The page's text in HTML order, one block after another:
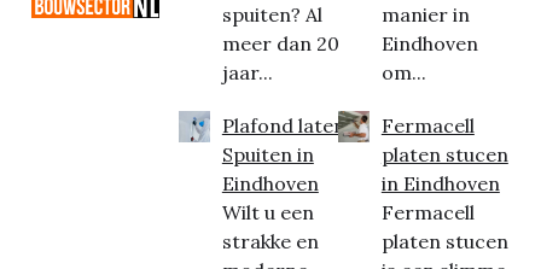
spuiten? Al
meer dan 20
jaar...
Plafond laten
Spuiten in
Eindhoven
Wilt u een
strakke en
manier in
Eindhoven
om...
Fermacell
platen stucen
in Eindhoven
Fermacell
platen stucen